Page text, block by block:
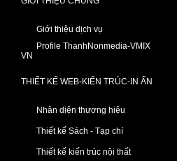
Giới thiệu dịch vụ
Profile ThanhNonmedia-VMIX
VN
THIẾT KẾ WEB-KIẾN TRÚC-IN ẤN
Nhận diện thương hiệu
Thiết kế Sách - Tạp chí
Thiết kế kiến trúc nội thất